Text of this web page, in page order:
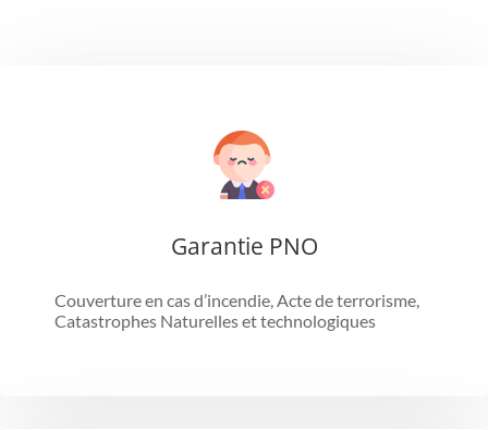
Garantie PNO
Couverture en cas d’incendie, Acte de terrorisme,
Catastrophes Naturelles et technologiques